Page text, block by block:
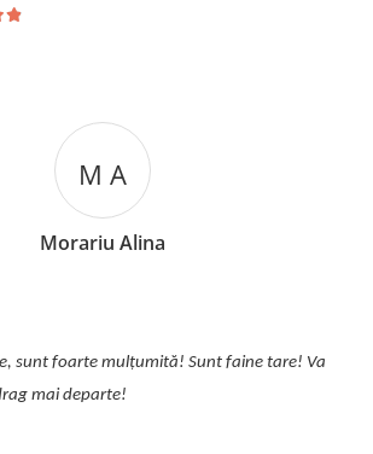
M A
Morariu Alina
sunt foarte mulțumită! Sunt faine tare! Va
mai departe!